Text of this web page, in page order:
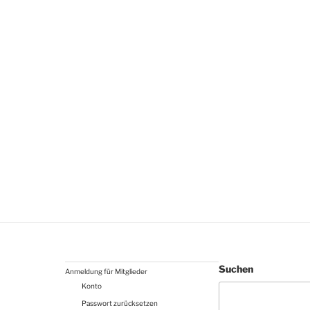
Anmeldung für Mitglieder
Konto
Passwort zurücksetzen
Suchen